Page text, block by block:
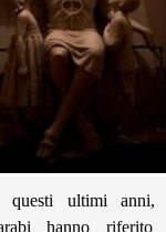
ultimi anni,
hanno riferito